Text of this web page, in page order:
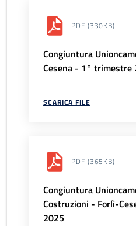
PDF (330KB)
Congiuntura
Cesena - 1° trimestre
SCARICA FILE
PDF (365KB)
Congiuntura
Costruzioni - Forlì-
2025